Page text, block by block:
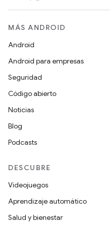
MÁS ANDROID
Android
Android para empresas
Seguridad
Código abierto
Noticias
Blog
Podcasts
DESCUBRE
Videojuegos
Aprendizaje automático
Salud y bienestar